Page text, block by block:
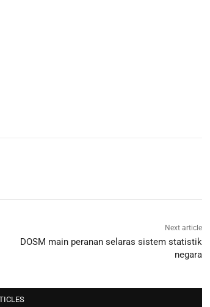
Next article
DOSM main peranan selaras sistem statistik
negara